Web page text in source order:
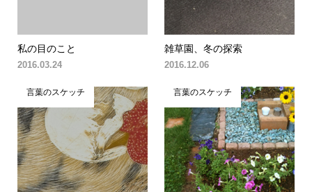
私の目のこと
2016.03.24
雑草園、冬の探索
2016.12.06
言葉のスケッチ 言葉のスケッチ